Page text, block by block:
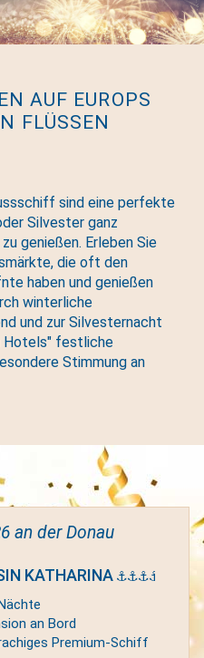
AUF EUROPS
FLÜSSEN
sind eine perfekte
Silvester ganz
genießen. Erleben Sie
die oft den
haben und genießen
winterliche
und zur Silvesternacht
Hotels" festliche
Stimmung an
an der Donau
KATHARINA
an Bord
Premium-Schiff